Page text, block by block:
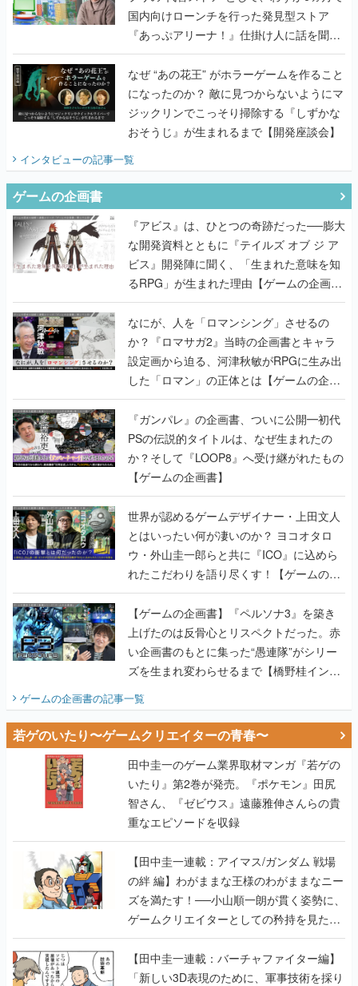
国内向けローンチを行った発見型ストア
『あっぷアリーナ！』仕掛け人に話を聞い
てみた
なぜ “あの花王” がホラーゲームを作ること
になったのか？ 敵に見つからないようにマ
ジックリンでこっそり掃除する『しずかな
おそうじ』が生まれるまで【開発座談会】
インタビューの記事一覧
ゲームの企画書
『アビス』は、ひとつの奇跡だった──膨大
な開発資料とともに『テイルズ オブ ジ ア
ビス』開発陣に聞く、「生まれた意味を知
るRPG」が生まれた理由【ゲームの企画
書】
なにが、人を「ロマンシング」させるの
か？『ロマサガ2』当時の企画書とキャラ
設定画から迫る、河津秋敏がRPGに生み出
した「ロマン」の正体とは【ゲームの企画
書】
『ガンパレ』の企画書、ついに公開━初代
PSの伝説的タイトルは、なぜ生まれたの
か？そして『LOOP8』へ受け継がれたもの
【ゲームの企画書】
世界が認めるゲームデザイナー・上田文人
とはいったい何が凄いのか？ ヨコオタロ
ウ・外山圭一郎らと共に『ICO』に込めら
れたこだわりを語り尽くす！【ゲームの企
画書】
【ゲームの企画書】『ペルソナ3』を築き
上げたのは反骨心とリスペクトだった。赤
い企画書のもとに集った“愚連隊”がシリー
ズを生まれ変わらせるまで【橋野桂インタ
ビュー】
ゲームの企画書の記事一覧
若ゲのいたり〜ゲームクリエイターの青春〜
田中圭一のゲーム業界取材マンガ『若ゲの
いたり』第2巻が発売。『ポケモン』田尻
智さん、『ゼビウス』遠藤雅伸さんらの貴
重なエピソードを収録
【田中圭一連載：アイマス/ガンダム 戦場
の絆 編】わがままな王様のわがままなニー
ズを満たす！──小山順一朗が貫く姿勢に、
ゲームクリエイターとしての矜持を見た
【若ゲのいたり最終回】
【田中圭一連載：バーチャファイター編】
「新しい3D表現のために、軍事技術を採り